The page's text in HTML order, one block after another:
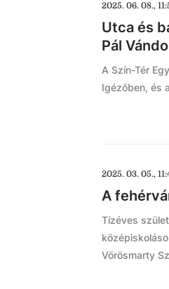
2025. 06. 08.,
Utca és
Pál
A Szín-Tér
Igézőben, és
2025. 03. 05.,
A
Tízéves
Vörösmarty